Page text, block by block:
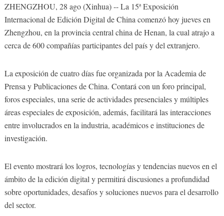
ZHENGZHOU, 28 ago (Xinhua) -- La 15ª Exposición
Internacional de Edición Digital de China comenzó hoy jueves en
Zhengzhou, en la provincia central china de Henan, la cual atrajo a
cerca de 600 compañías participantes del país y del extranjero.
La exposición de cuatro días fue organizada por la Academia de
Prensa y Publicaciones de China. Contará con un foro principal,
foros especiales, una serie de actividades presenciales y múltiples
áreas especiales de exposición, además, facilitará las interacciones
entre involucrados en la industria, académicos e instituciones de
investigación.
El evento mostrará los logros, tecnologías y tendencias nuevos en el
ámbito de la edición digital y permitirá discusiones a profundidad
sobre oportunidades, desafíos y soluciones nuevos para el desarrollo
del sector.